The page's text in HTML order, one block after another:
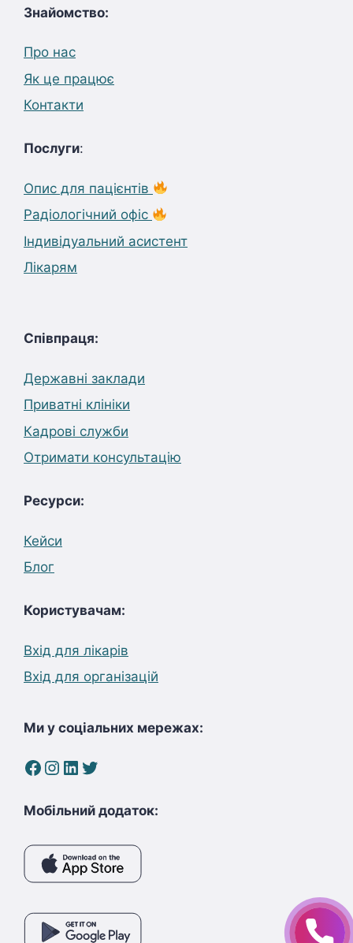
Знайомство:
Про нас
Як це працює
Контакти
Послуги:
Опис для пацієнтів
Радіологічний офіс
Індивідуальний асистент
Лікарям
Співпраця:
Державні заклади
Приватні клініки
Кадрові служби
Отримати консультацію
Ресурси:
Кейси
Блог
Користувачам:
Вхід для лікарів
Вхід для організацій
Ми у соціальних мережах:
Facebook
Instagram
LinkedIn
Twitter
Мобільний додаток: